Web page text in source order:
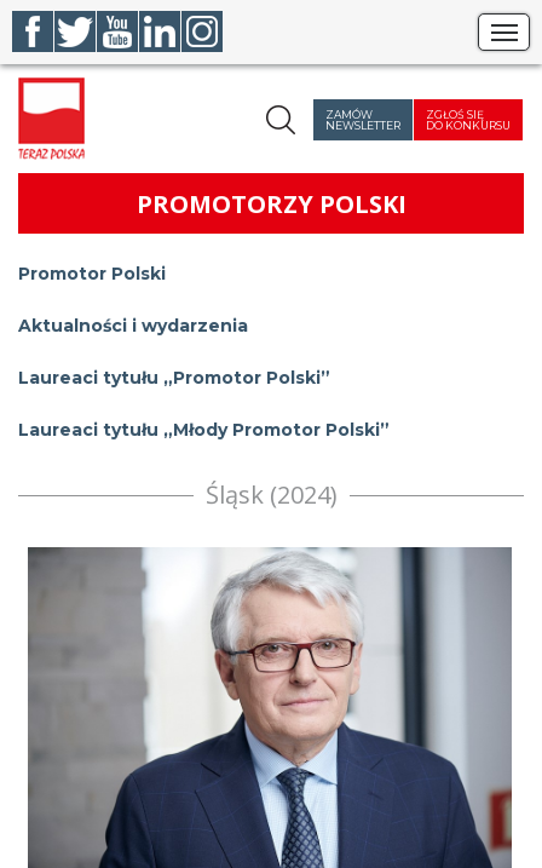
Szukaj ZAMÓW
NEWSLETTER
ZGŁOŚ SIĘ
DO KONKURSU
PROMOTORZY POLSKI
Promotor Polski
Aktualności i wydarzenia
Laureaci tytułu „Promotor Polski”
Laureaci tytułu „Młody Promotor Polski”
Śląsk (2024)